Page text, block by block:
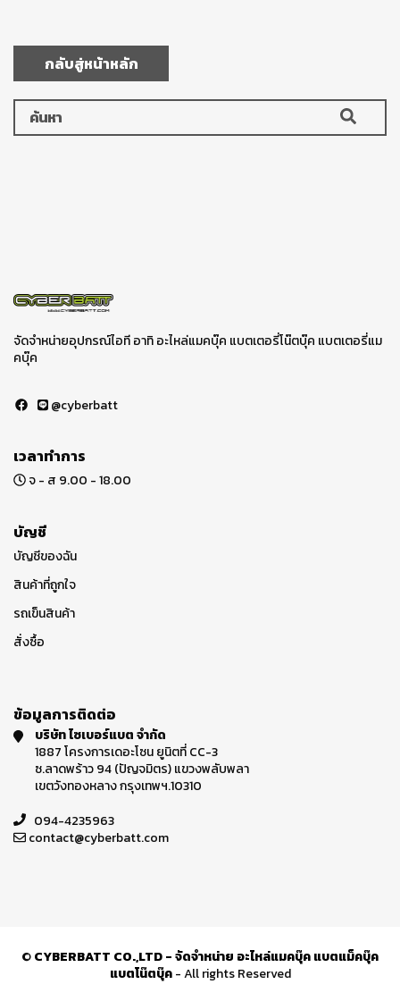
กลับสู่หน้าหลัก
จัดจำหน่ายอุปกรณ์ไอที อาทิ อะไหล่แมคบุ๊ค แบตเตอรี่โน๊ตบุ๊ค แบตเตอรี่แม
คบุ๊ค
@cyberbatt
เวลาทำการ
จ - ส 9.00 - 18.00
บัญชี
บัญชีของฉัน
สินค้าที่ถูกใจ
รถเข็นสินค้า
สั่งซื้อ
ข้อมูลการติดต่อ
บริษัท ไซเบอร์แบต จำกัด
1887 โครงการเดอะโซน ยูนิตที่ CC-3
ซ.ลาดพร้าว 94 (ปัญจมิตร) แขวงพลับพลา
เขตวังทองหลาง กรุงเทพฯ.10310
094-4235963
contact@cyberbatt.com
©CYBERBATT CO.,LTD - จัดจำหน่าย อะไหล่แมคบุ๊ค แบตแม็คบุ๊ค
แบตโน๊ตบุ๊ค- All rights Reserved